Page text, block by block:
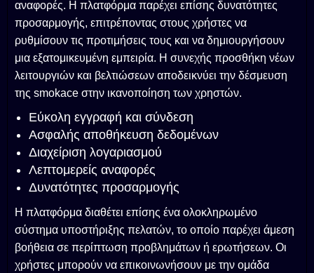
αναφορές. Η πλατφόρμα παρέχει επίσης δυνατότητες
προσαρμογής, επιτρέποντας στους χρήστες να
ρυθμίσουν τις προτιμήσεις τους και να δημιουργήσουν
μια εξατομικευμένη εμπειρία. Η συνεχής προσθήκη νέων
λειτουργιών και βελτιώσεων αποδεικνύει την δέσμευση
της smokace στην ικανοποίηση των χρηστών.
Εύκολη εγγραφή και σύνδεση
Ασφαλής αποθήκευση δεδομένων
Διαχείριση λογαριασμού
Λεπτομερείς αναφορές
Δυνατότητες προσαρμογής
Η πλατφόρμα διαθέτει επίσης ένα ολοκληρωμένο
σύστημα υποστήριξης πελατών, το οποίο παρέχει άμεση
βοήθεια σε περίπτωση προβλημάτων ή ερωτήσεων. Οι
χρήστες μπορούν να επικοινωνήσουν με την ομάδα